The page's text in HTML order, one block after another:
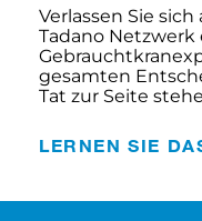
Verlassen Sie
Tadano
gesamten
Tat zur Seite
LERNEN SIE